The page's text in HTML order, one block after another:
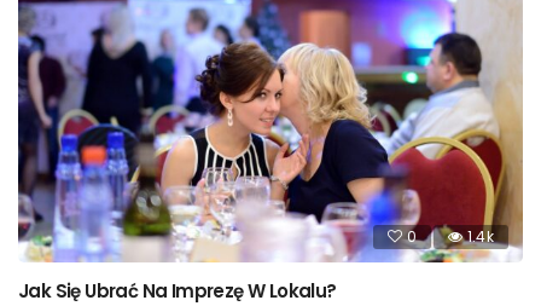
0 1.4k
Jak Się Ubrać Na Imprezę W Lokalu?